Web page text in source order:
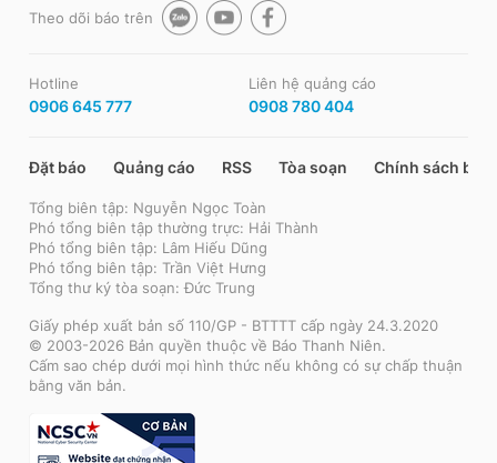
Theo dõi báo trên
Hotline
0906 645 777
Liên hệ quảng cáo
0908 780 404
Đặt báo Quảng cáo RSS Tòa soạn Chính sách bảo
Tổng biên tập: Nguyễn Ngọc Toàn
Phó tổng biên tập thường trực: Hải Thành
Phó tổng biên tập: Lâm Hiếu Dũng
Phó tổng biên tập: Trần Việt Hưng
Tổng thư ký tòa soạn: Đức Trung
Giấy phép xuất bản số 110/GP - BTTTT cấp ngày 24.3.2020
© 2003-2026 Bản quyền thuộc về Báo Thanh Niên.
Cấm sao chép dưới mọi hình thức nếu không có sự chấp thuận
bằng văn bản.